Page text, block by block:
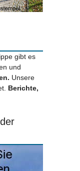
gibt es
und
Unsere
Berichte,